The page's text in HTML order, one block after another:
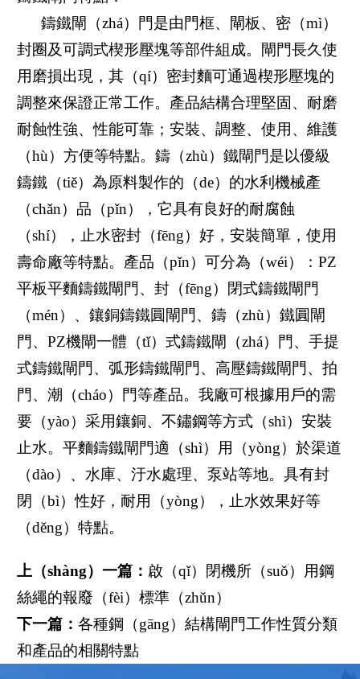
鑄鐵閘（zhá）門是由門框、閘板、密（mì）
封圈及可調式楔形壓塊等部件組成。閘門長久使
用磨損出現，其（qí）密封麵可通過楔形壓塊的
調整來保證正常工作。產品結構合理堅固、耐磨
耐蝕性強、性能可靠；安裝、調整、使用、維護
（hù）方便等特點。鑄（zhù）鐵閘門是以優級
鑄鐵（tiě）為原料製作的（de）的水利機械產
（chǎn）品（pǐn），它具有良好的耐腐蝕
（shí），止水密封（fēng）好，安裝簡單，使用
壽命廠等特點。產品（pǐn）可分為（wéi）：PZ
平板平麵鑄鐵閘門、封（fēng）閉式鑄鐵閘門
（mén）、鑲銅鑄鐵圓閘門、鑄（zhù）鐵圓閘
門、PZ機閘一體（tǐ）式鑄鐵閘（zhá）門、手提
式鑄鐵閘門、弧形鑄鐵閘門、高壓鑄鐵閘門、拍
門、潮（cháo）門等產品。我廠可根據用戶的需
要（yào）采用鑲銅、不鏽鋼等方式（shì）安裝
止水。平麵鑄鐵閘門適（shì）用（yòng）於渠道
（dào）、水庫、汙水處理、泵站等地。具有封
閉（bì）性好，耐用（yòng），止水效果好等
（děng）特點。
上（shàng）一篇： 啟（qǐ）閉機所（suǒ）用鋼
絲繩的報廢（fèi）標準（zhǔn）
下一篇： 各種鋼（gāng）結構閘門工作性質分類
和產品的相關特點